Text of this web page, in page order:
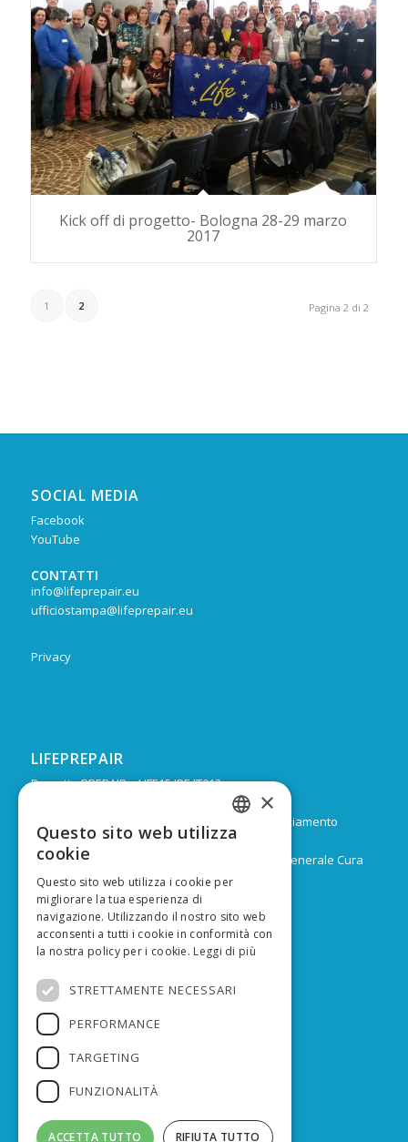
Kick off di progetto- Bologna 28-29 marzo
2017
Pagina 2 di 2
1 2
SOCIAL MEDIA
Facebook
YouTube
CONTATTI
info@lifeprepair.eu
ufficiostampa@lifeprepair.eu
Privacy
LIFEPREPAIR
Progetto PREPAIR – LIFE15 IPE IT013
Durata: Febbraio 2017 – Dicembre 2024
Budget: 16.805.939 € di cui 9.974.624 di co-finanziamento
europeo
Capofila: Regione Emilia-Romagna, Direzione Generale Cura
del territorio e dell’ambiente
FINANZIATO DA
ITALIAN
×
Questo sito web utilizza
cookie
Questo sito web utilizza i cookie per
migliorare la tua esperienza di
navigazione. Utilizzando il nostro sito web
acconsenti a tutti i cookie in conformità con
la nostra policy per i cookie. Leggi di più
STRETTAMENTE NECESSARI
PERFORMANCE
TARGETING
FUNZIONALITÀ
ACCETTA TUTTO RIFIUTA TUTTO